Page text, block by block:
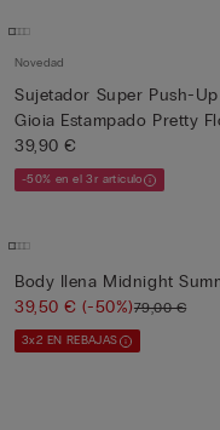
Novedad
Sujetador Super Push-Up
Gioia Estampado Pretty
39,90 €
-50% en el 3r artículo
Body Ilena Midnight
39,50 €(-50%)79,00 €
3x2 EN REBAJAS